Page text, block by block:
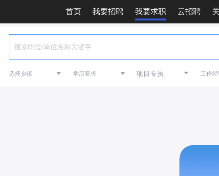
首页 我要招聘 我要求职 云招聘
项目专员